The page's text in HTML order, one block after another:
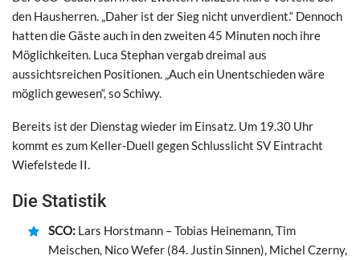
den Hausherren. „Daher ist der Sieg nicht unverdient.“ Dennoch
hatten die Gäste auch in den zweiten 45 Minuten noch ihre
Möglichkeiten. Luca Stephan vergab dreimal aus
aussichtsreichen Positionen. „Auch ein Unentschieden wäre
möglich gewesen“, so Schiwy.
Bereits ist der Dienstag wieder im Einsatz. Um 19.30 Uhr
kommt es zum Keller-Duell gegen Schlusslicht SV Eintracht
Wiefelstede II.
Die Statistik
SCO: Lars Horstmann – Tobias Heinemann, Tim
Meischen, Nico Wefer (84. Justin Sinnen), Michel Czerny,